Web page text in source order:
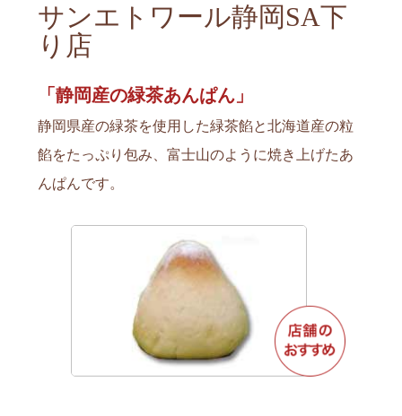
サンエトワール静岡SA下
り店
「静岡産の緑茶あんぱん」
静岡県産の緑茶を使用した緑茶餡と北海道産の粒
餡をたっぷり包み、富士山のように焼き上げたあ
んぱんです。